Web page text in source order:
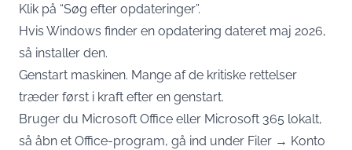
Klik på “Søg efter opdateringer”.
Hvis Windows finder en opdatering dateret maj 2026,
så installer den.
Genstart maskinen. Mange af de kritiske rettelser
træder først i kraft efter en genstart.
Bruger du Microsoft Office eller Microsoft 365 lokalt,
så åbn et Office-program, gå ind under Filer → Konto